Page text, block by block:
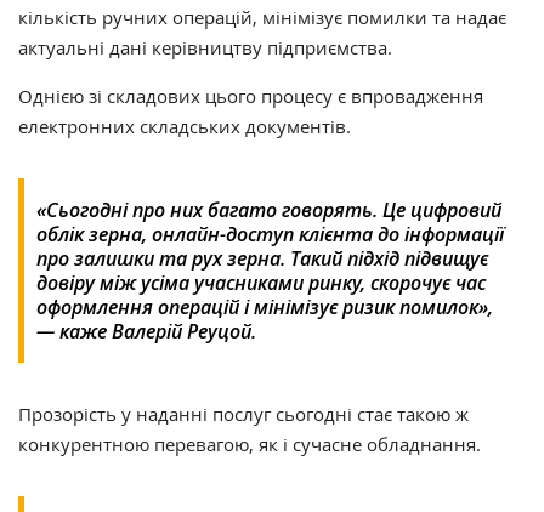
кількість ручних операцій, мінімізує помилки та надає
актуальні дані керівництву підприємства.
Однією зі складових цього процесу є впровадження
електронних складських документів.
«Сьогодні про них багато говорять. Це цифровий
облік зерна, онлайн-доступ клієнта до інформації
про залишки та рух зерна. Такий підхід підвищує
довіру між усіма учасниками ринку, скорочує час
оформлення операцій і мінімізує ризик помилок»,
— каже Валерій Реуцой.
Прозорість у наданні послуг сьогодні стає такою ж
конкурентною перевагою, як і сучасне обладнання.